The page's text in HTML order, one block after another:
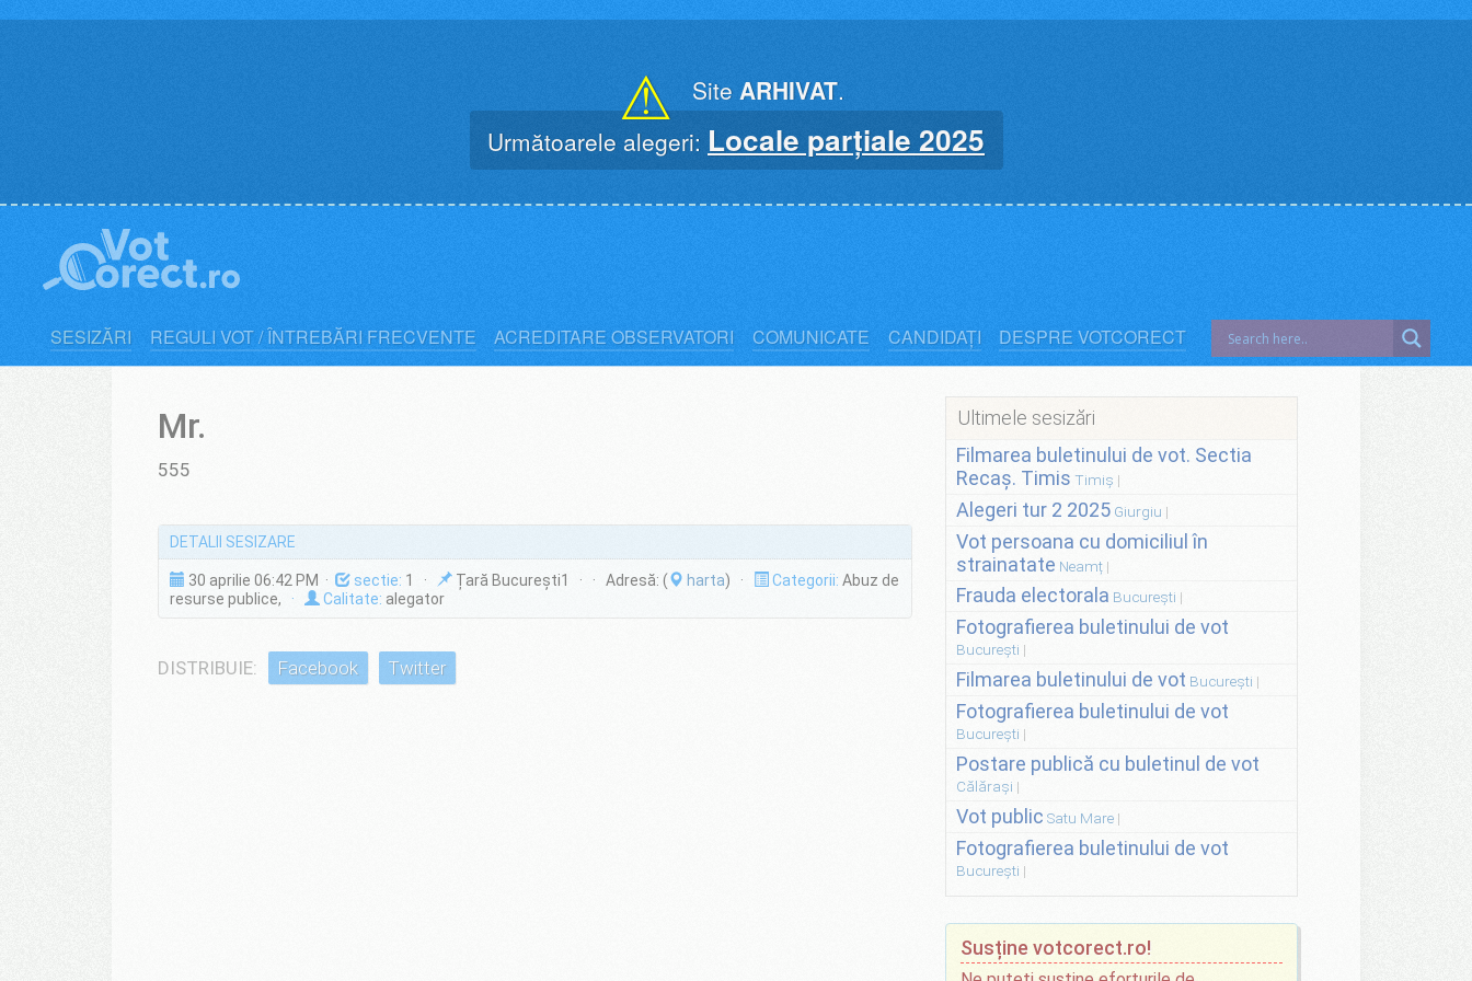
⚠ Site ARHIVAT.
Următoarele alegeri: Locale parțiale 2025
SESIZĂRI REGULI VOT / ÎNTREBĂRI FRECVENTE ACREDITARE OBSERVATORI COMUNICATE CANDIDAȚI DESPRE VOTCORECT
Mr.
555
DETALII SESIZARE
30 aprilie 06:42 PM · sectie: 1 · Țară București1 · · Adresă: ( harta) · Categorii: Abuz de
resurse publice,
· Calitate: alegator
DISTRIBUIE: Facebook Twitter
Ultimele sesizări
Filmarea buletinului de vot. Sectia
Recaș. Timis Timiș
Alegeri tur 2 2025 Giurgiu
Vot persoana cu domiciliul în
strainatate Neamț
Frauda electorala București
Fotografierea buletinului de vot
București
Filmarea buletinului de vot București
Fotografierea buletinului de vot
București
Postare publică cu buletinul de vot
Călărași
Vot public Satu Mare
Fotografierea buletinului de vot
București
Susține votcorect.ro!